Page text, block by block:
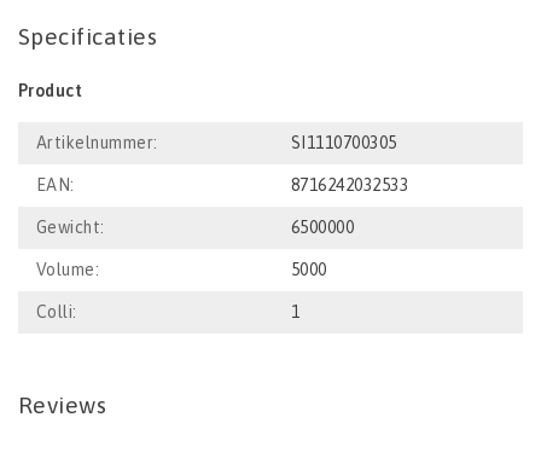
Specificaties
Product
Artikelnummer: SI1110700305
EAN: 8716242032533
Gewicht: 6500000
Volume: 5000
Colli: 1
Reviews